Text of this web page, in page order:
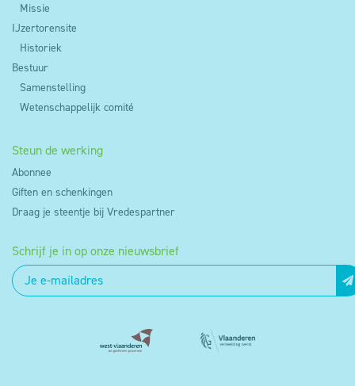
Missie
IJzertorensite
Historiek
Bestuur
Samenstelling
Wetenschappelijk comité
Steun de werking
Abonnee
Giften en schenkingen
Draag je steentje bij Vredespartner
Schrijf je in op onze nieuwsbrief